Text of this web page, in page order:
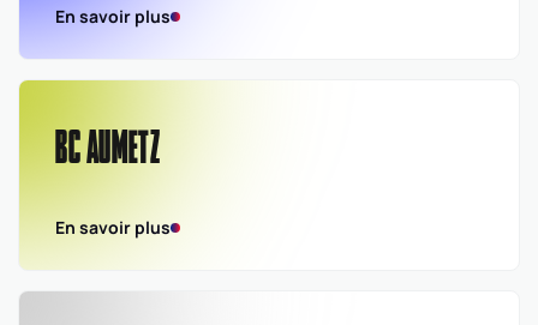
En savoir plus
BC AUMETZ
En savoir plus